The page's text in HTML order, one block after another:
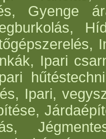
Gyenge
Ipari
Ipari,